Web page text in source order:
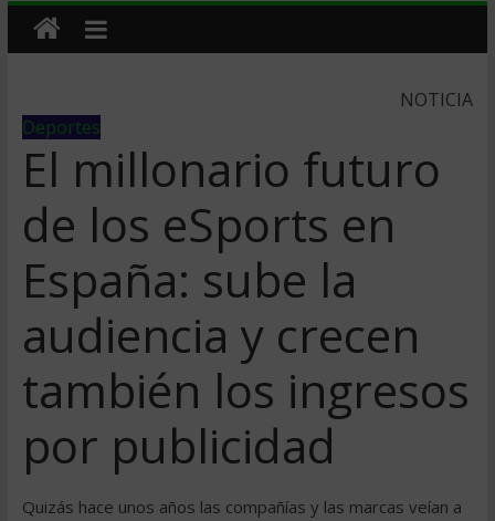
NOTICIA
Deportes
El millonario futuro
de los eSports en
España: sube la
audiencia y crecen
también los ingresos
por publicidad
Quizás hace unos años las compañías y las marcas veían a